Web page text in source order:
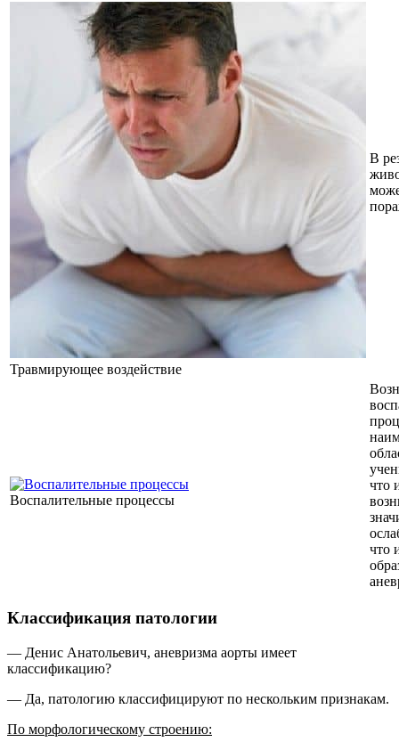
Травмирующее воздействие
В
Воспалительные процессы
что
что
Классификация патологии
— Денис Анатольевич, аневризма аорты имеет
классификацию?
— Да, патологию классифицируют по нескольким признакам.
По морфологическому строению: